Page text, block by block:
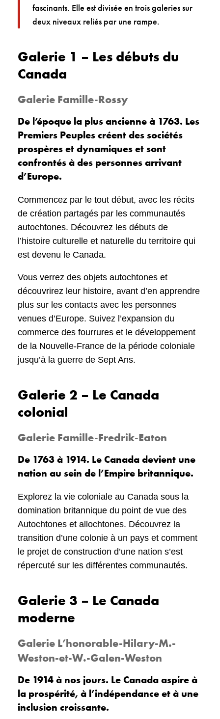
Adulte 25 $
(65+)
(18-24)
Enfant
GRATUIT
(3-17)
Bébé
Inuktitut (format PDF)
Michif cri (format PDF)
fascinants. Elle est divisée en trois galeries sur
deux niveaux reliés par une rampe.
Galerie 1 – Les débuts du
Canada
Galerie Famille-Rossy
De l’époque la plus ancienne à 1763. Les
Premiers Peuples créent des sociétés
prospères et dynamiques et sont
confrontés à des personnes arrivant
d’Europe.
Commencez par le tout début, avec les récits
de création partagés par les communautés
autochtones. Découvrez les débuts de
l’histoire culturelle et naturelle du territoire qui
est devenu le Canada.
Vous verrez des objets autochtones et
découvrirez leur histoire, avant d’en apprendre
plus sur les contacts avec les personnes
venues d’Europe. Suivez l’expansion du
commerce des fourrures et le développement
de la Nouvelle-France de la période coloniale
jusqu’à la guerre de Sept Ans.
Galerie 2 – Le Canada
colonial
Galerie Famille-Fredrik-Eaton
De 1763 à 1914. Le Canada devient une
nation au sein de l’Empire britannique.
Explorez la vie coloniale au Canada sous la
domination britannique du point de vue des
Autochtones et allochtones. Découvrez la
transition d’une colonie à un pays et comment
le projet de construction d’une nation s’est
répercuté sur les différentes communautés.
Galerie 3 – Le Canada
moderne
Galerie L’honorable-Hilary-M.-
Weston-et-W.-Galen-Weston
De 1914 à nos jours. Le Canada aspire à
la prospérité, à l’indépendance et à une
inclusion croissante.